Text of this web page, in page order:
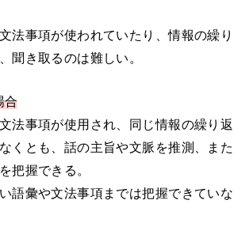
法事項が使われていたり、情報の繰り
聞き取るのは難しい。
合
法事項が使用され、同じ情報の繰り返
くとも、話の主旨や文脈を推測、また
把握できる。
語彙や文法事項までは把握できていな